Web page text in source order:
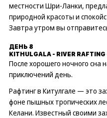
местности Шри-Ланки,
природной красоты и
Завтра утром вы
ДЕНЬ 8
KITHULGALA - RIVER RAFTING
После хорошего ночного сна
приключений день.
Рафтинг в Китулгале — это
фоне пышных тропических
Келани. Известный своими